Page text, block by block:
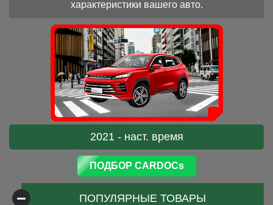
характеристики вашего авто.
2021 - наст. время
ПОДБОР CARDOCs
ПОПУЛЯРНЫЕ ТОВАРЫ